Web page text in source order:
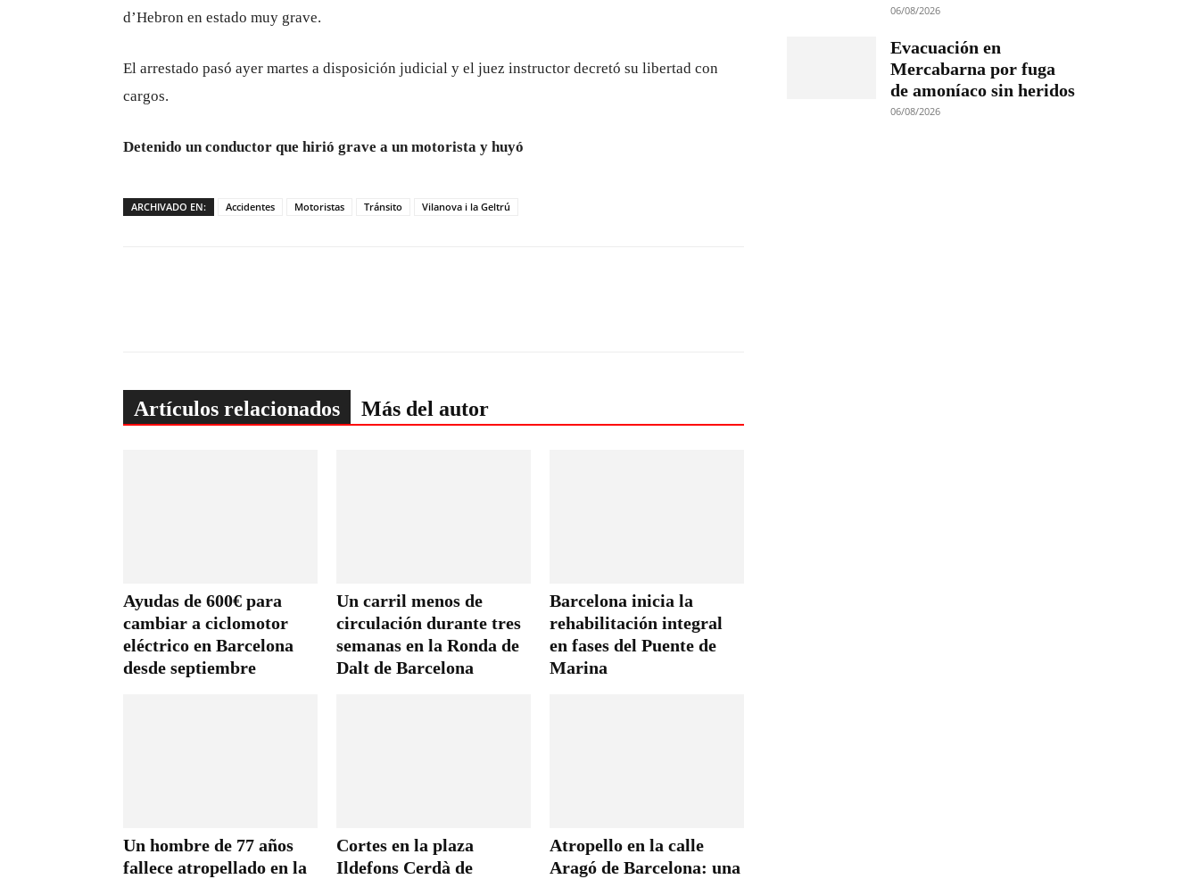
d’Hebron en estado muy grave.
El arrestado pasó ayer martes a disposición judicial y el juez instructor decretó su libertad con
cargos.
Detenido un conductor que hirió grave a un motorista y huyó
ARCHIVADO EN: Accidentes Motoristas Tránsito Vilanova i la Geltrú
Artículos relacionados Más del autor
Ayudas de 600€ para
cambiar a ciclomotor
eléctrico en Barcelona
desde septiembre
Un carril menos de
circulación durante tres
semanas en la Ronda de
Dalt de Barcelona
Barcelona inicia la
rehabilitación integral
en fases del Puente de
Marina
Un hombre de 77 años
fallece atropellado en la
Cortes en la plaza
Ildefons Cerdà de
Atropello en la calle
Aragó de Barcelona: una
06/08/2026
Evacuación en
Mercabarna por fuga
de amoníaco sin heridos
06/08/2026